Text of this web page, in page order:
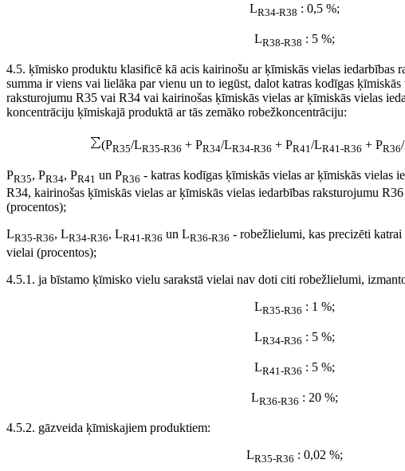
LR34-R38 : 0,5 %;
LR38-R38 : 5 %;
4.5. ķīmisko produktu klasificē kā acis kairinošu ar ķīmiskās vielas iedarbības
summa ir viens vai lielāka par vienu un to iegūst, dalot katras kodīgas
raksturojumu R35 vai R34 vai kairinošas ķīmiskās vielas ar ķīmiskās vielas
koncentrāciju ķīmiskajā produktā ar tās zemāko robežkoncentrāciju:
(PR35/LR35-R36 + PR34/LR34-R36 + PR41/LR41-R36 + PR36
PR35, PR34, PR41 un PR36 - katras kodīgas ķīmiskās vielas ar ķīmiskās vielas
R34, kairinošas ķīmiskās vielas ar ķīmiskās vielas iedarbības raksturojumu
(procentos);
LR35-R36, LR34-R36, LR41-R36 un LR36-R36 - robežlielumi, kas precizēti
vielai (procentos);
4.5.1. ja bīstamo ķīmisko vielu sarakstā vielai nav doti citi robežlielumi,
LR35-R36 : 1 %;
LR34-R36 : 5 %;
LR41-R36 : 5 %;
LR36-R36 : 20 %;
4.5.2. gāzveida ķīmiskajiem produktiem:
LR35-R36 : 0,02 %;